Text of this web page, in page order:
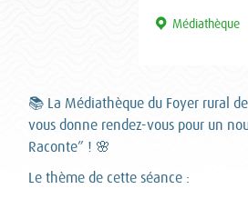
Médiathèque
📚 La Médiathèque du Foyer rural
vous donne rendez-vous pour un
Raconte” ! 🌸
Le thème de cette séance :